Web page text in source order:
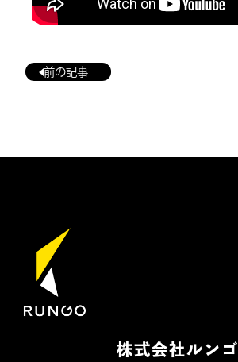
前の記事
株式会社ルンゴ